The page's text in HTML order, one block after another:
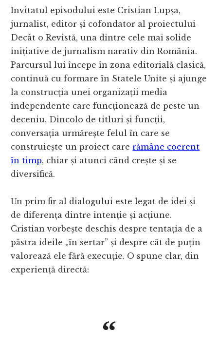
Invitatul episodului este Cristian Lupșa,
jurnalist, editor și cofondator al proiectului
Decât o Revistă, una dintre cele mai solide
inițiative de jurnalism narativ din România.
Parcursul lui începe în zona editorială clasică,
continuă cu formare în Statele Unite și ajunge
la construcția unei organizații media
independente care funcționează de peste un
deceniu. Dincolo de titluri și funcții,
conversația urmărește felul în care se
construiește un proiect carerămâne coerent
în timp, chiar și atunci când crește și se
diversifică.
Un prim fir al dialogului este legat de idei și
de diferența dintre intenție și acțiune.
Cristian vorbește deschis despre tentația de a
păstra ideile „în sertar” și despre cât de puțin
valorează ele fără execuție. O spune clar, din
experiență directă: